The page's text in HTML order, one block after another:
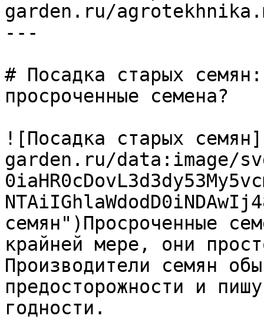
garden.ru/
---
# Посадка старых
просроченные семена?
![Посадка старых
garden.ru/data:image/
семян")Просроченные
крайней мере, они
Производители семян
предосторожности и
годности.